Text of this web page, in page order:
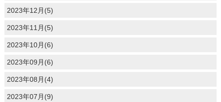
2023年12月(5)
2023年11月(5)
2023年10月(6)
2023年09月(6)
2023年08月(4)
2023年07月(9)